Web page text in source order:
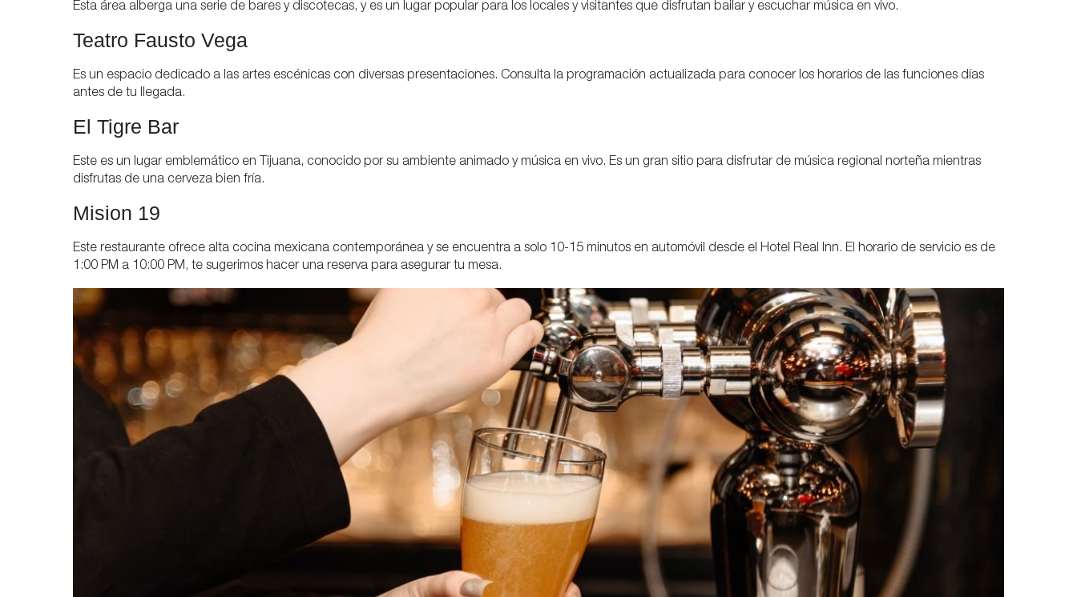
Esta área alberga una serie de bares y discotecas, y es un lugar popular para los locales y visitantes que disfrutan bailar y escuchar música en vivo.
Teatro Fausto Vega
Es un espacio dedicado a las artes escénicas con diversas presentaciones. Consulta la programación actualizada para conocer los horarios de las funciones días
antes de tu llegada.
El Tigre Bar
Este es un lugar emblemático en Tijuana, conocido por su ambiente animado y música en vivo. Es un gran sitio para disfrutar de música regional norteña mientras
disfrutas de una cerveza bien fría.
Mision 19
Este restaurante ofrece alta cocina mexicana contemporánea y se encuentra a solo 10-15 minutos en automóvil desde el Hotel Real Inn. El horario de servicio es de
1:00 PM a 10:00 PM, te sugerimos hacer una reserva para asegurar tu mesa.